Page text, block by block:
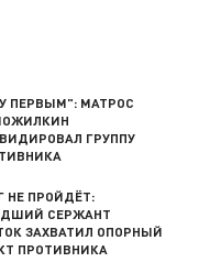
ПЕРВЫМ": МАТРОС
ГРУППУ
НЕ ПРОЙДЁТ:
СЕРЖАНТ
ЗАХВАТИЛ ОПОРНЫЙ
ПРОТИВНИКА